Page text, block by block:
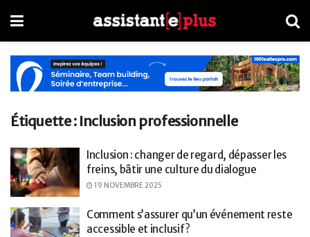
Étiquette : Inclusion professionnelle
Inclusion : changer de regard, dépasser les
freins, bâtir une culture du dialogue
19 NOVEMBRE 2025
Comment s’assurer qu’un événement reste
accessible et inclusif ?